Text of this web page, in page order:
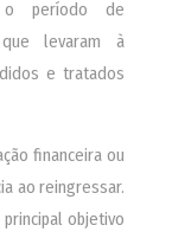
o período de
levaram à
e tratados
financeira ou
ao reingressar.
objetivo